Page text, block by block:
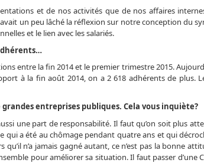
et de nos activités que de nos affaires
un peu lâché la réflexion sur notre conception du
et le lien avec les salariés.
entre la fin 2014 et le premier trimestre 2015.
à la fin août 2014, on a 2 618 adhérents de plus.
entreprises publiques. Cela vous inquiète?
une part de responsabilité. Il faut qu’on soit plus
qui a été au chômage pendant quatre ans et qui
n’a jamais gagné autant, ce n’est pas la bonne
pour améliorer sa situation. Il faut passer d’une